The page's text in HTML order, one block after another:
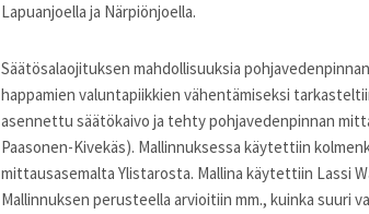
Lapuanjoella ja Närpiönjoella.
Säätösalaojituksen mahdollisuuksia
happamien valuntapiikkien vähentämiseksi
asennettu säätökaivo ja tehty pohjavedenpinnan
Paasonen-Kivekäs). Mallinnuksessa käytettiin
mittausasemalta Ylistarosta. Mallina käytettiin Lassi
Mallinnuksen perusteella arvioitiin mm., kuinka suuri